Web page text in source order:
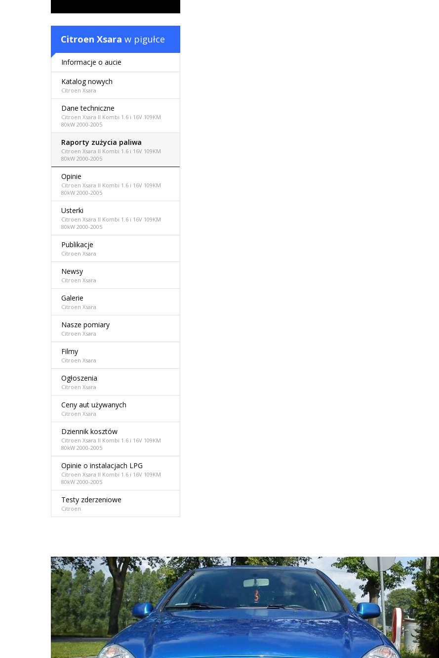
Citroen Xsara w pigułce
Informacje o aucie
Katalog nowych
Citroen Xsara
Dane techniczne
Citroen Xsara II Kombi 1.6 i 16V 109KM
80kW 2000-2005
Raporty zużycia paliwa
Citroen Xsara II Kombi 1.6 i 16V 109KM
80kW 2000-2005
Opinie
Citroen Xsara II Kombi 1.6 i 16V 109KM
80kW 2000-2005
Usterki
Citroen Xsara II Kombi 1.6 i 16V 109KM
80kW 2000-2005
Publikacje
Citroen Xsara
Newsy
Citroen Xsara
Galerie
Citroen Xsara
Nasze pomiary
Citroen Xsara
Filmy
Citroen Xsara
Ogłoszenia
Citroen Xsara
Ceny aut używanych
Citroen Xsara
Dziennik kosztów
Citroen Xsara II Kombi 1.6 i 16V 109KM
80kW 2000-2005
Opinie o instalacjach LPG
Citroen Xsara II Kombi 1.6 i 16V 109KM
80kW 2000-2005
Testy zderzeniowe
Citroen